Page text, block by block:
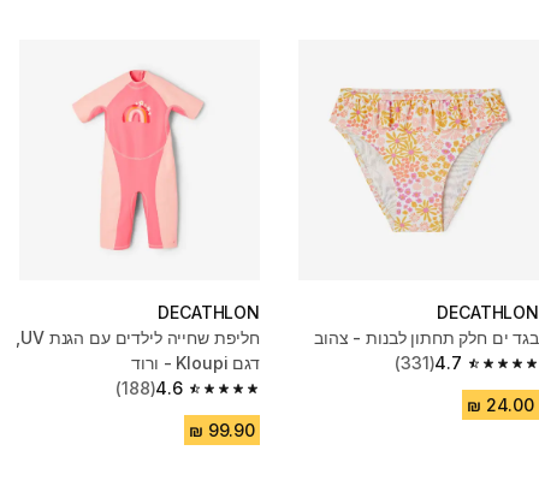
DECATHLON
בגד ים חלק תחתון לבנות - צהוב
4.7
4.7 out of 5 stars from 331 reviews
(331)
DECATHLON
דגם Kloupi - ורוד
4.6
4.6 out of 5 stars from 188 reviews
(188)